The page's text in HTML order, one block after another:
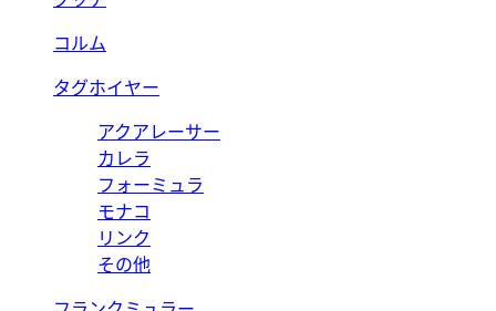
コルム
タグホイヤー
アクアレーサー
カレラ
フォーミュラ
モナコ
リンク
その他